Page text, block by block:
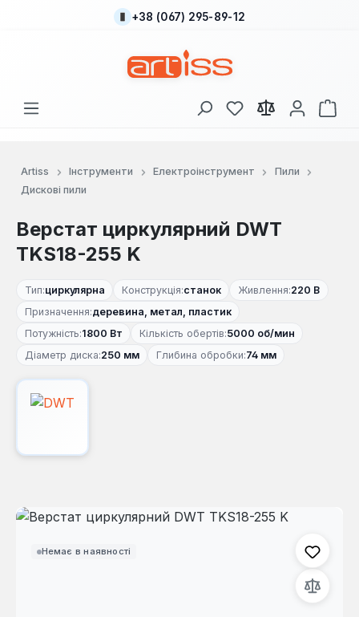
Перейти до основного вмісту
+38 (067) 295-89-12
У вас є 0 у списку
Artiss Інструменти Електроінструмент
Пили
Дискові пили
Верстат циркулярний DWT
TKS18-255 K
Тип:циркулярна Конструкція:станок Живлення:220 В
Призначення:деревина, метал, пластик
Потужність:1800 Вт Кількість обертів:5000 об/мин
Діаметр диска:250 мм Глибина обробки:74 мм
Немає в наявності
Пропустити галерею зображень